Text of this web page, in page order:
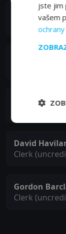
Edina Ronay
Nurse /
Miranda’s
Allyson Ames
David
Clerk
Gordon
Clerk
jste jim
vašem